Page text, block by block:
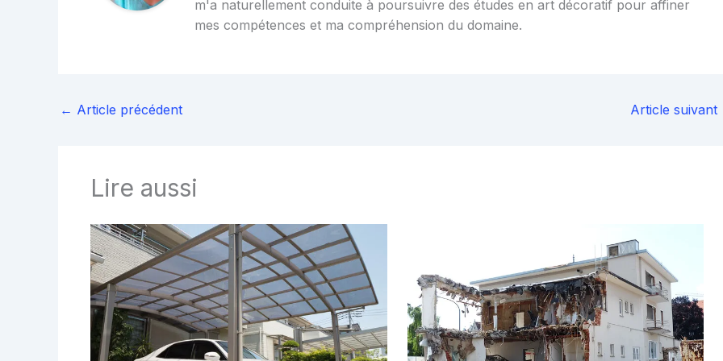
m'a naturellement conduite à poursuivre des études en art décoratif pour affiner
mes compétences et ma compréhension du domaine.
← Article précédent Article suivant
Lire aussi